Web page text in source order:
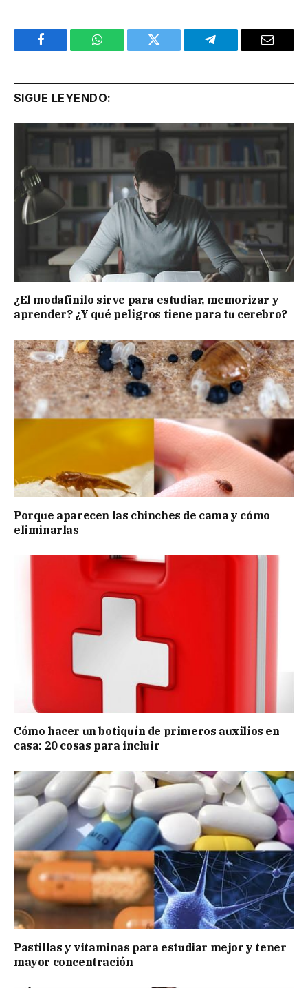
Facebook WhatsApp Twitter Telegram Email
SIGUE LEYENDO:
¿El modafinilo sirve para estudiar, memorizar y
aprender? ¿Y qué peligros tiene para tu cerebro?
Porque aparecen las chinches de cama y cómo
eliminarlas
Cómo hacer un botiquín de primeros auxilios en
casa: 20 cosas para incluir
Pastillas y vitaminas para estudiar mejor y tener
mayor concentración